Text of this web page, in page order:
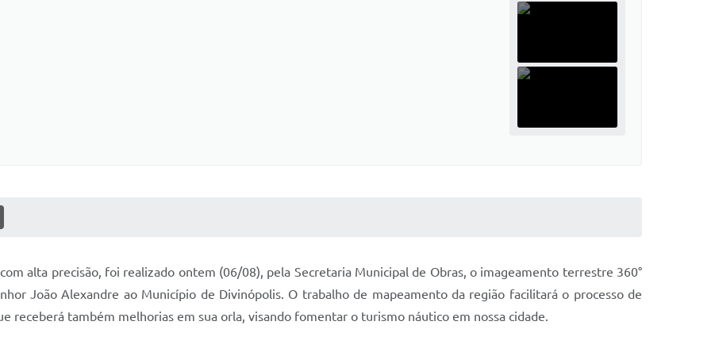
MÍDIAS
alta precisão, foi realizado ontem (06/08), pela Secretaria Municipal de Obras, o imageamento terrestre 360°
João Alexandre ao Município de Divinópolis. O trabalho de mapeamento da região facilitará o processo de
receberá também melhorias em sua orla, visando fomentar o turismo náutico em nossa cidade.